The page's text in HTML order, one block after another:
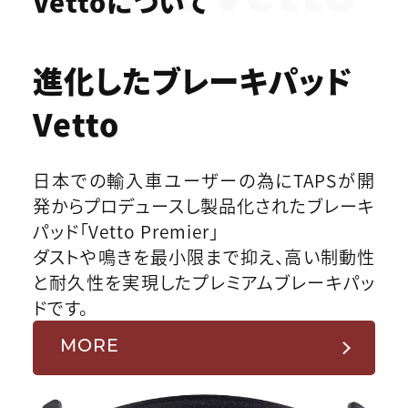
進化したブレーキパッド
Vetto
日本での輸入車ユーザーの為にTAPSが開
発からプロデュースし製品化されたブレーキ
パッド「Vetto Premier」
ダストや鳴きを最小限まで抑え、高い制動性
と耐久性を実現したプレミアムブレーキパッ
ドです。
MORE